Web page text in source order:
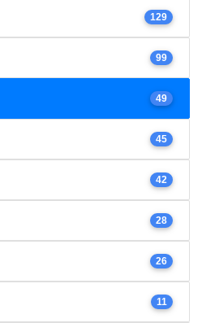
129
99
49
45
42
28
26
11